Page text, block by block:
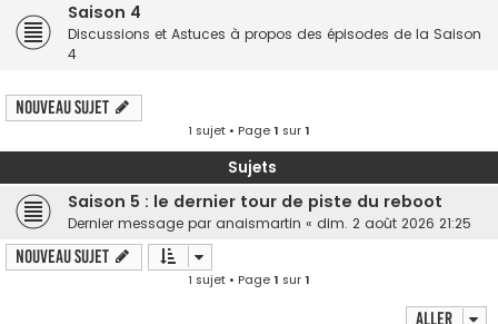
Saison 4
Discussions et Astuces à propos des épisodes de la Saison
4
Nouveau sujet
1 sujet • Page1 sur1
Sujets
Saison 5 : le dernier tour de piste du reboot
Dernier message par anaismartin « dim. 2 août 2026 21:25
Nouveau sujet
1 sujet • Page1 sur1
Aller